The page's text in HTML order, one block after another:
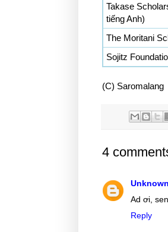
Takase
tiếng Anh)
The Moritani
Sojitz
(C) Saromalang
4
Unknown
Ad ơi,
Reply